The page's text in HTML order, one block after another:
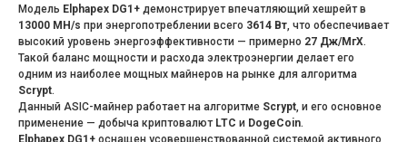
Модель Elphapex DG1+ демонстрирует впечатляющий хешрейт в
13000 MH/s при энергопотреблении всего 3614 Вт, что обеспечивает
высокий уровень энергоэффективности — примерно 27 Дж/МгХ.
Такой баланс мощности и расхода электроэнергии делает его
одним из наиболее мощных майнеров на рынке для алгоритма
Scrypt.
Данный ASIC-майнер работает на алгоритме Scrypt, и его основное
применение — добыча криптовалют LTC и DogeCoin.